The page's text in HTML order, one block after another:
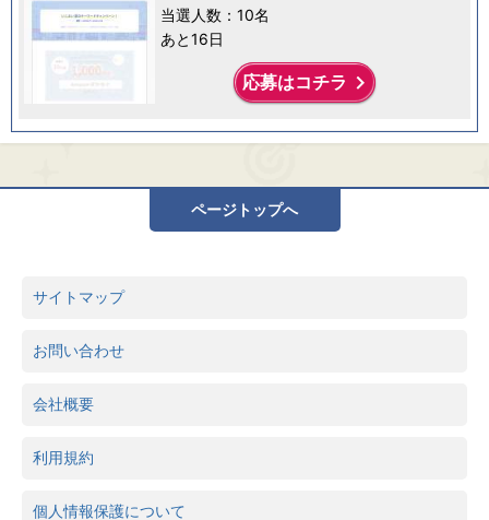
当選人数：10名
あと16日
応募はコチラ keyboard_arrow_right
ページトップへ
サイトマップ
お問い合わせ
会社概要
利用規約
個人情報保護について